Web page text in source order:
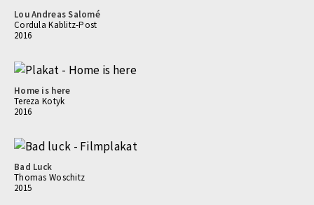
Lou Andreas Salomé
Cordula Kablitz-Post
2016
Home is here
Tereza Kotyk
2016
Bad Luck
Thomas Woschitz
2015